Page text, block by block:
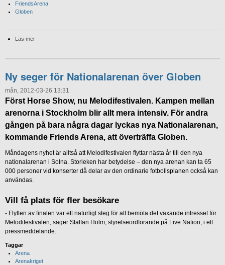
FriendsArena
Globen
Läs mer
Ny seger för Nationalarenan över Globen
mån, 2012-03-26 13:31
Först Horse Show, nu Melodifestivalen. Kampen mellan
arenorna i Stockholm blir allt mera intensiv. För andra
gången på bara några dagar lyckas nya Nationalarenan,
kommande Friends Arena, att överträffa Globen.
Måndagens nyhet är alltså att Melodifestivalen flyttar nästa år till den nya
nationalarenan i Solna. Storleken har betydelse – den nya arenan kan ta 65
000 personer vid konserter då delar av den ordinarie fotbollsplanen också kan
användas.
Vill få plats för fler besökare
- Flytten av finalen var ett naturligt steg för att bemöta det växande intresset för
Melodifestivalen, säger Staffan Holm, styrelseordförande på Live Nation, i ett
pressmeddelande.
Taggar
Arena
Arenakriget